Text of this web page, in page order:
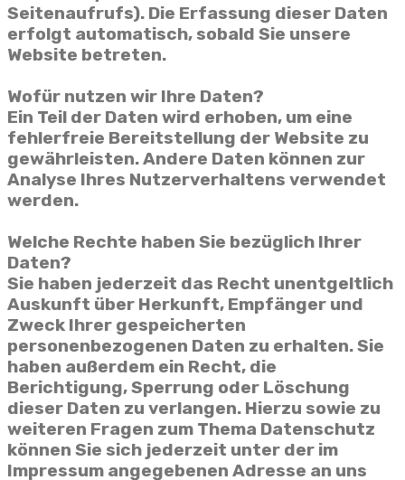
Seitenaufrufs). Die Erfassung dieser Daten
erfolgt automatisch, sobald Sie unsere
Website betreten.
Wofür nutzen wir Ihre Daten?
Ein Teil der Daten wird erhoben, um eine
fehlerfreie Bereitstellung der Website zu
gewährleisten. Andere Daten können zur
Analyse Ihres Nutzerverhaltens verwendet
werden.
Welche Rechte haben Sie bezüglich Ihrer
Daten?
Sie haben jederzeit das Recht unentgeltlich
Auskunft über Herkunft, Empfänger und
Zweck Ihrer gespeicherten
personenbezogenen Daten zu erhalten. Sie
haben außerdem ein Recht, die
Berichtigung, Sperrung oder Löschung
dieser Daten zu verlangen. Hierzu sowie zu
weiteren Fragen zum Thema Datenschutz
können Sie sich jederzeit unter der im
Impressum angegebenen Adresse an uns